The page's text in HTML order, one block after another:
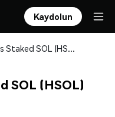
Kaydolun
Helius Staked SOL (HSOL) Güvenle Satın Alın ve Saklayın
SOL (HSOL)